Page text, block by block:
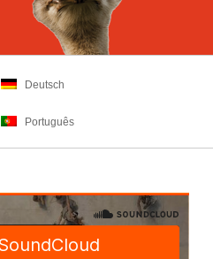
Deutsch
Português